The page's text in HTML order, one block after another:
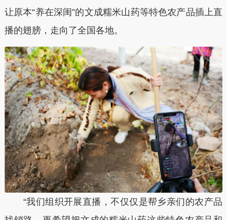
让原本“养在深闺”的文成糯米山药等特色农产品插上直
播的翅膀，走向了全国各地。
“我们组织开展直播，不仅仅是帮乡亲们的农产品